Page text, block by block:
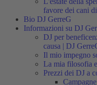
favore dei cani
Bio DJ GerreG
Informazioni su DJ
DJ per
causa | DJ
Il mio impegno
La mia filosofia
Prezzi dei DJ a